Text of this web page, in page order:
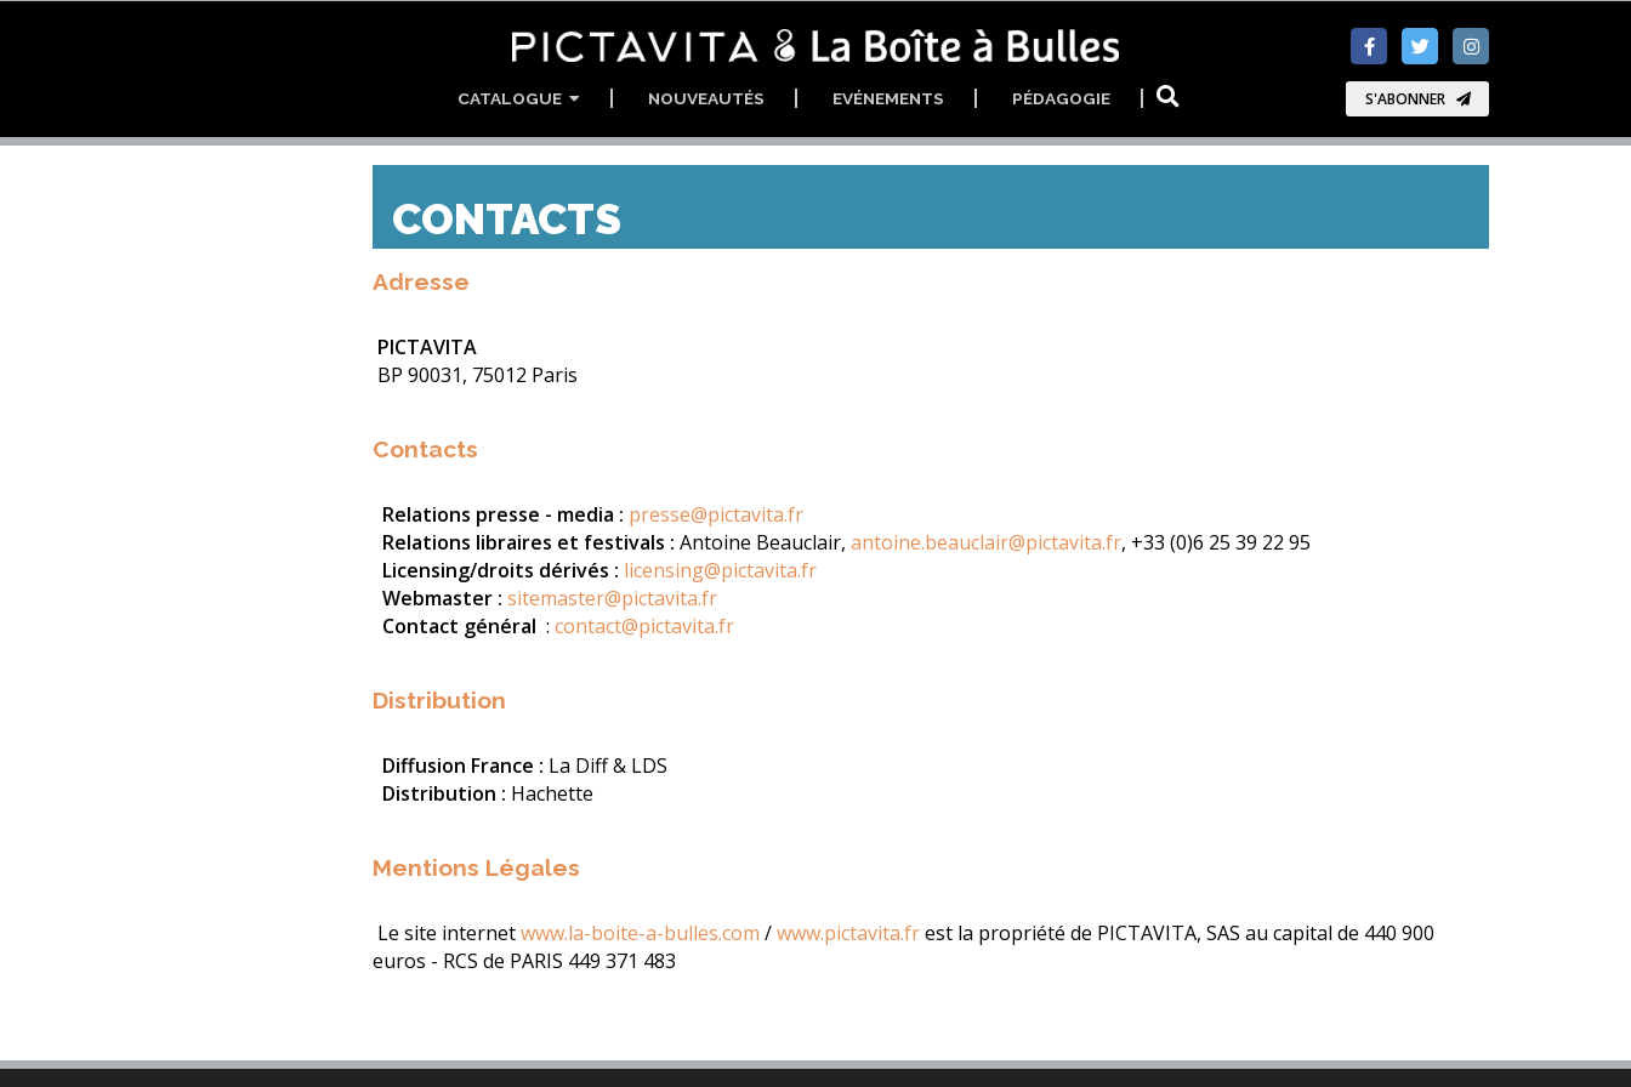
S'ABONNER
CATALOGUE NOUVEAUTÉS EVÉNEMENTS PÉDAGOGIE
CONTACTS
Adresse
PICTAVITA
BP 90031, 75012 Paris
Contacts
Relations presse - media : presse@pictavita.fr
Relations libraires et festivals : Antoine Beauclair, antoine.beauclair@pictavita.fr, +33 (0)6 25 39 22 95
Licensing/droits dérivés : licensing@pictavita.fr
Webmaster : sitemaster@pictavita.fr
Contact général : contact@pictavita.fr
Distribution
Diffusion France : La Diff & LDS
Distribution : Hachette
Mentions Légales
Le site internetwww.la-boite-a-bulles.com /www.pictavita.frest la propriété de PICTAVITA, SAS au capital de 440 900
euros - RCS de PARIS 449 371 483